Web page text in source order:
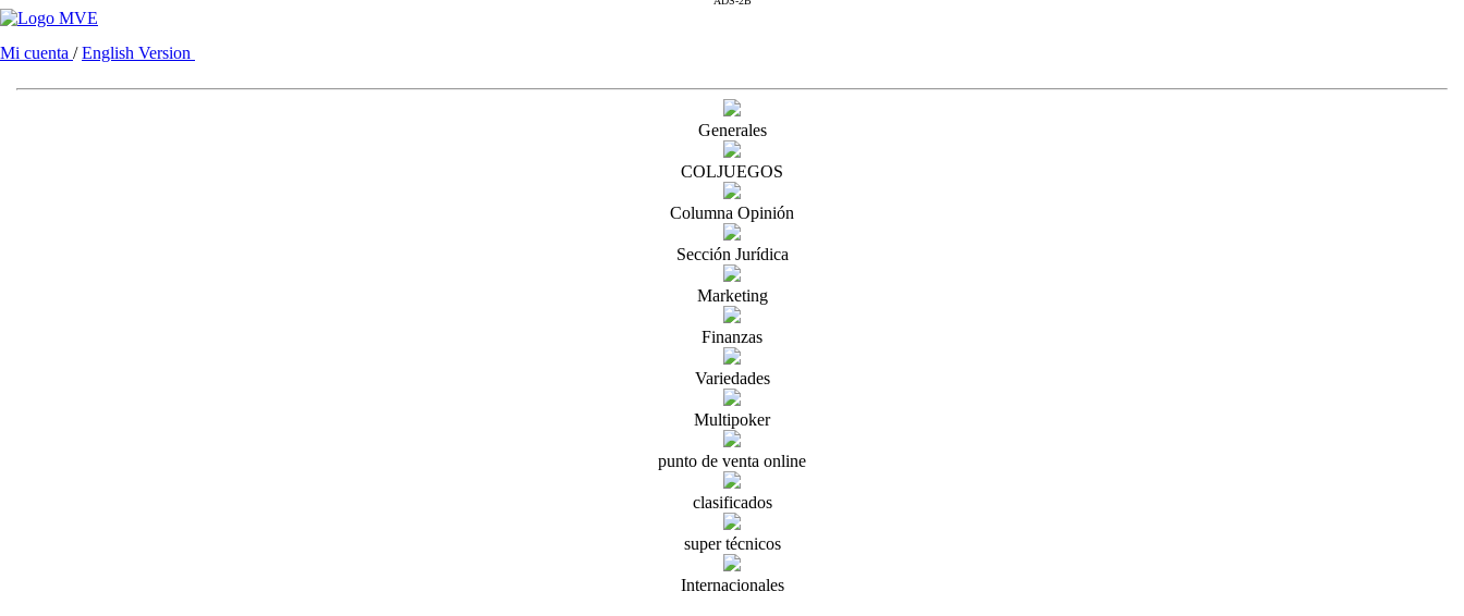
Mi cuenta /English Version
Generales
COLJUEGOS
Columna Opinión
Sección Jurídica
Marketing
Finanzas
Variedades
Multipoker
punto de venta online
clasificados
super técnicos
Internacionales